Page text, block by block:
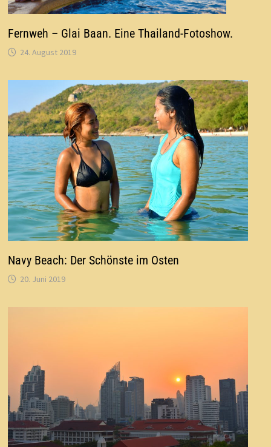
Fernweh – Glai Baan. Eine Thailand-Fotoshow.
24. August 2019
Navy Beach: Der Schönste im Osten
20. Juni 2019